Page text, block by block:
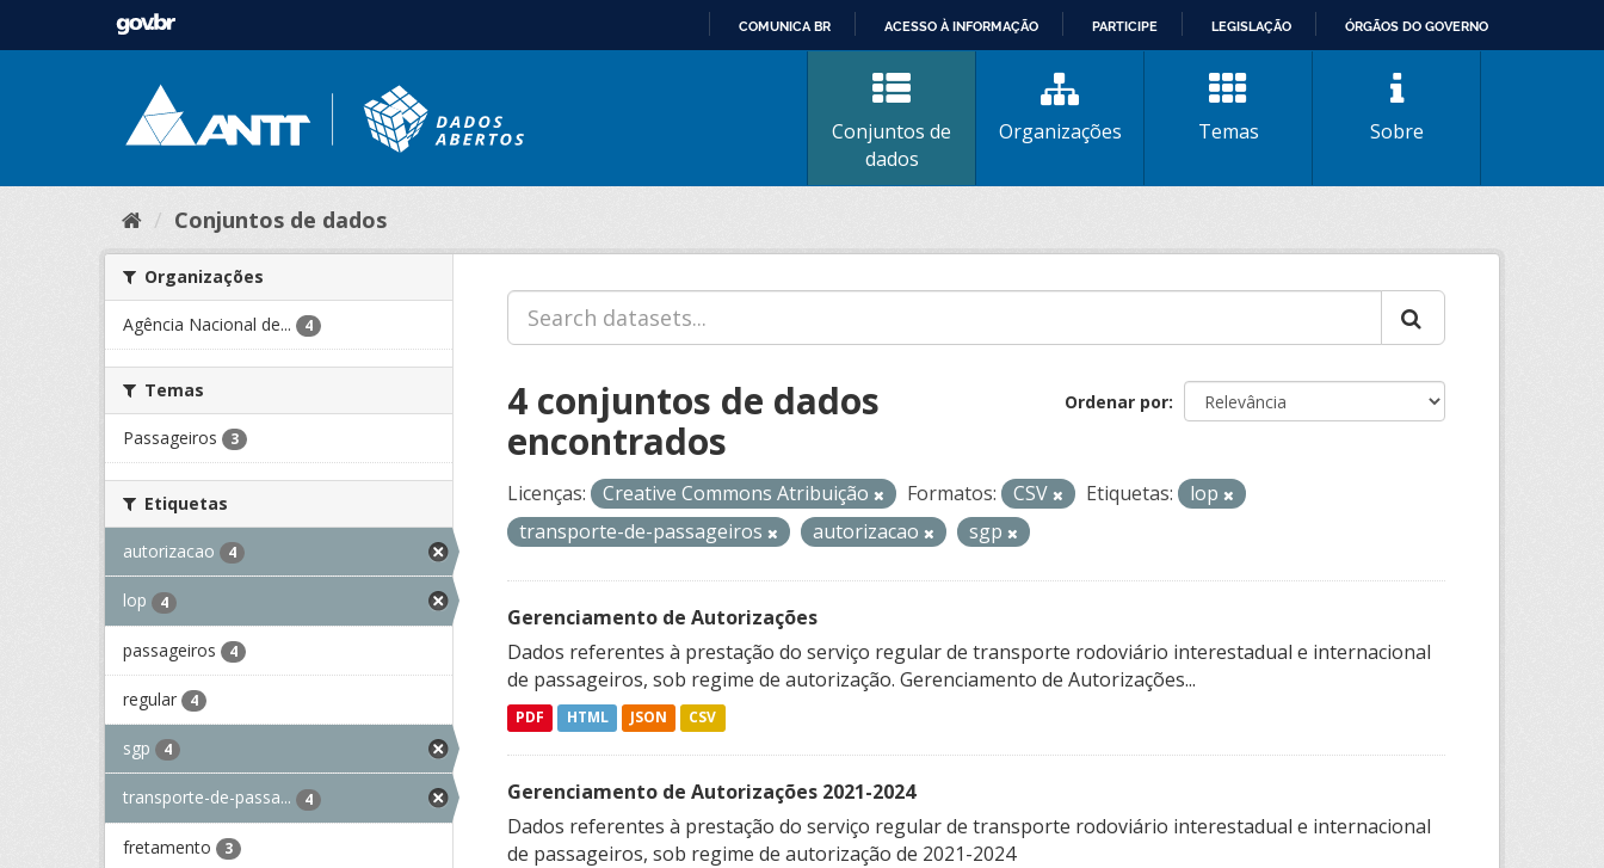
CONTEÚDO
COMUNICA BR ACESSO À INFORMAÇÃO PARTICIPE LEGISLAÇÃO ÓRGÃOS DO GOVERNO
Conjuntos de
dados
Organizações Temas Sobre
Conjuntos de dados
Organizações
Agência Nacional de... 4
Temas
Passageiros 3
Etiquetas
autorizacao 4
lop 4
passageiros 4
regular 4
sgp 4
transporte-de-passa... 4
fretamento 3
Ordenar por
4 conjuntos de dados
encontrados
Licenças: Creative Commons Atribuição Formatos: CSV Etiquetas:
lop
transporte-de-passageiros
autorizacao sgp
Gerenciamento de Autorizações
Dados referentes à prestação do serviço regular de transporte rodoviário interestadual e internacional
de passageiros, sob regime de autorização. Gerenciamento de Autorizações...
PDF HTML JSON CSV
Gerenciamento de Autorizações 2021-2024
Dados referentes à prestação do serviço regular de transporte rodoviário interestadual e internacional
de passageiros, sob regime de autorização de 2021-2024